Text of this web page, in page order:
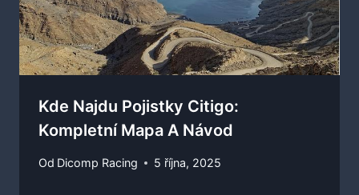
Kde Najdu Pojistky Citigo:
Kompletní Mapa A Návod
Od Dicomp Racing 5 října, 2025